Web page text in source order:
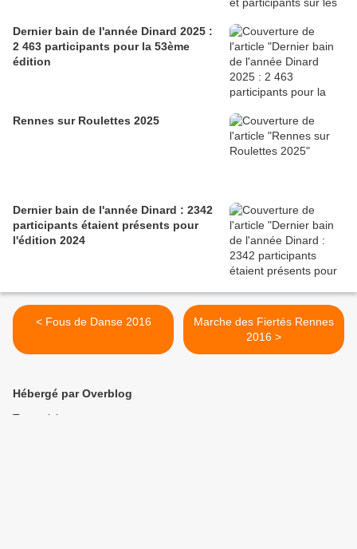
Dernier bain de l'année Dinard 2025 :
2 463 participants pour la 53ème
édition
Rennes sur Roulettes 2025
Dernier bain de l'année Dinard : 2342
participants étaient présents pour
l'édition 2024
< Fous de Danse 2016
Marche des Fiertés Rennes
2016 >
Hébergé par Overblog
Top articles